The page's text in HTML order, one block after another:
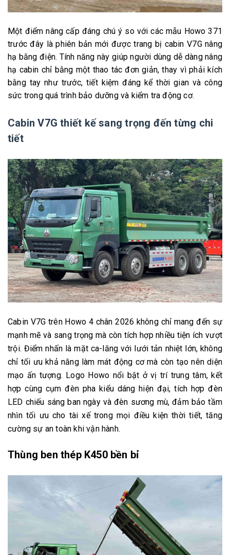
Một điểm nâng cấp đáng chú ý so với các mẫu Howo 371
trước đây là phiên bản mới được trang bị cabin V7G nâng
hạ bằng điện. Tính năng này giúp người dùng dễ dàng nâng
hạ cabin chỉ bằng một thao tác đơn giản, thay vì phải kích
bằng tay như trước, tiết kiệm đáng kể thời gian và công
sức trong quá trình bảo dưỡng và kiểm tra động cơ.
Cabin V7G thiết kế sang trọng đến từng chi
tiết
Cabin V7G trên Howo 4 chân 2026 không chỉ mang đến sự
mạnh mẽ và sang trọng mà còn tích hợp nhiều tiện ích vượt
trội. Điểm nhấn là mặt ca-lăng với lưới tản nhiệt lớn, không
chỉ tối ưu khả năng làm mát động cơ mà còn tạo nên diện
mạo ấn tượng. Logo Howo nổi bật ở vị trí trung tâm, kết
hợp cùng cụm đèn pha kiểu dáng hiện đại, tích hợp đèn
LED chiếu sáng ban ngày và đèn sương mù, đảm bảo tầm
nhìn tối ưu cho tài xế trong mọi điều kiện thời tiết, tăng
cường sự an toàn khi vận hành.
Thùng ben thép K450 bền bỉ